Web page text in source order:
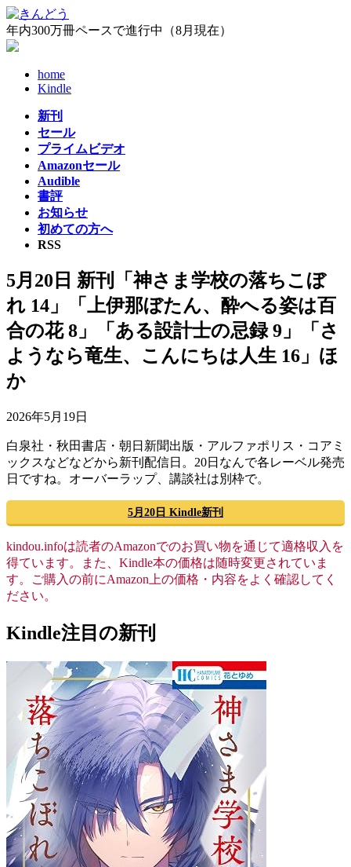
コ
ン
テ
ナ
ビ
ゲ
年内300万冊ペースで進行中（8月現在）
home
Kindle
新刊
セール
プライムビデオ
Amazonセール
Audible
書評
お知らせ
初めての方へ
RSS
5月20日 新刊「神さま学校の落ちこぼ
れ 14」「上伊那ぼたん、酔へる姿は百
合の花 8」「ある設計士の忌録 9」「さ
ようなら竜生、こんにちは人生 16」ほ
か
2026年5月19日
白泉社・秋田書店・朝日新聞出版・アルファポリス・コアミ
ックスなどなどから新刊配信日。20日なんで各レーベル発売
日ですね。オーバーラップ、講談社は別枠で。
5月20日 Kindle新刊
kindou.infoは読者のAmazonでのお買い物を通じて適格収入を
得ています。また、Kindle本の価格は随時変更されていま
す。ご購入の前にAmazon上の価格・内容をよく確認してく
ださい。
Kindle注目の新刊